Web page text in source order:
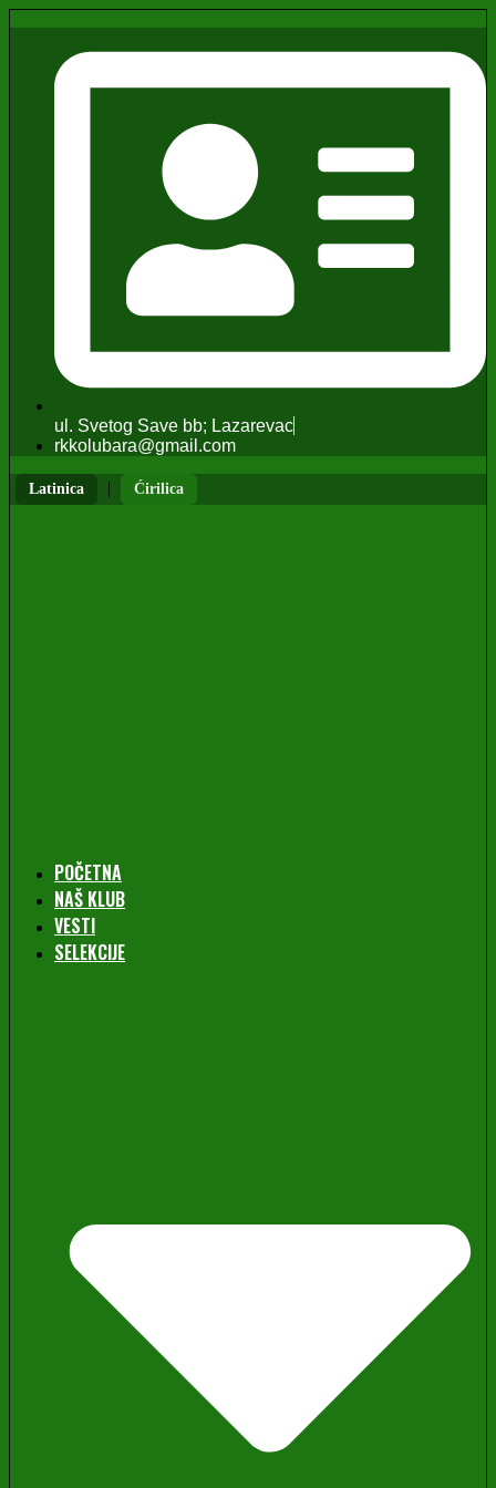
ul. Svetog Save bb; Lazarevac
rkkolubara@gmail.com
Latinica | Ćirilica
POČETNA
NAŠ KLUB
VESTI
SELEKCIJE